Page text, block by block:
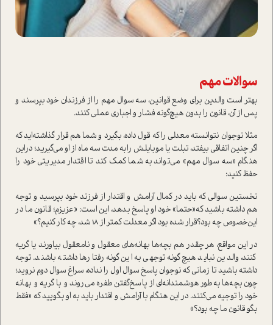
سوالات مهم
بهتر است والدين براي وضع قوانين، سه سوال مهم را از فرزندان خود بپرسند و
پس از آن، قانون را بدون هيچ‌گونه فشار و اجباری عملي كنند.
مثلا نوجوان نتوانسته معدلي را كه قول داده، بگيرد و شما هم قرار گذاشته‌ايد كه
اگر چنين اتفاقي بيفتد، تبلت يا موبايلش رابه مدت سه ماه از او مي‌گيريد؛ دراين
هنگام «سه سوال مهم» مي‌تواند به شما كمك كند تا اقتدار مديريتي خود را
حفظ كنيد:
نخستین سوالی که بايد در كمال آرامش و اقتدار از فرزند خود بپرسيد و توجه
هم داشته باشيد كه«حتما» خود او پاسخ بدهد، اين است: «عزيزم؛ قانون ما در
اين‌خصوص چه بود؟قرار شده بود اگر معدلت كمتر از 18 شد، چه كار كنيم؟»
در اين مواقع، هر چقدر هم بچه‌ها بهانه‌هاي معقول و نامعقول بياورند يا گريه
كنند، والدين نبايد هيچ‌گونه توجهي به اين‌گونه رفتارها داشته باشند. توجه
داشته باشيد تا زماني كه نوجوان پاسخ سوال اول را نداده، سراغ سوال دوم نروید؛
چون بچه‌ها به‌طور هوشمندانه‌اي از پاسخ‌گفتن طفره مي‌روند و با گريه و بهانه
خود را توجيه مي‌كنند. در اين هنگام با آرامش و اقتدار بايد به او بگوييد که «فقط
بگو قانون ما چه بود؟»